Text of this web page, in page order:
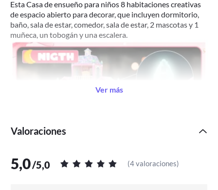
Esta Casa de ensueño para niños 8 habitaciones creativas
de espacio abierto para decorar, que incluyen dormitorio,
baño, sala de estar, comedor, sala de estar, 2 mascotas y 1
muñeca, un tobogán y una escalera.
Ver más
Valoraciones
5,0/5,0 (4 valoraciones)